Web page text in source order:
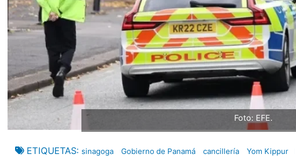
Foto: EFE.
ETIQUETAS sinagoga Gobierno de Panamá cancillería Yom Kippur